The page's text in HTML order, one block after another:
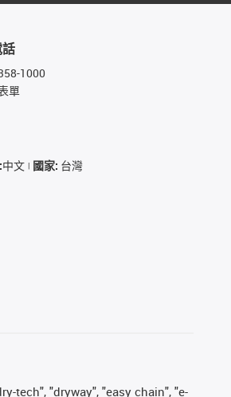
1000
單
中文 國家: 台灣
tech", "dryway", "easy chain", "e-